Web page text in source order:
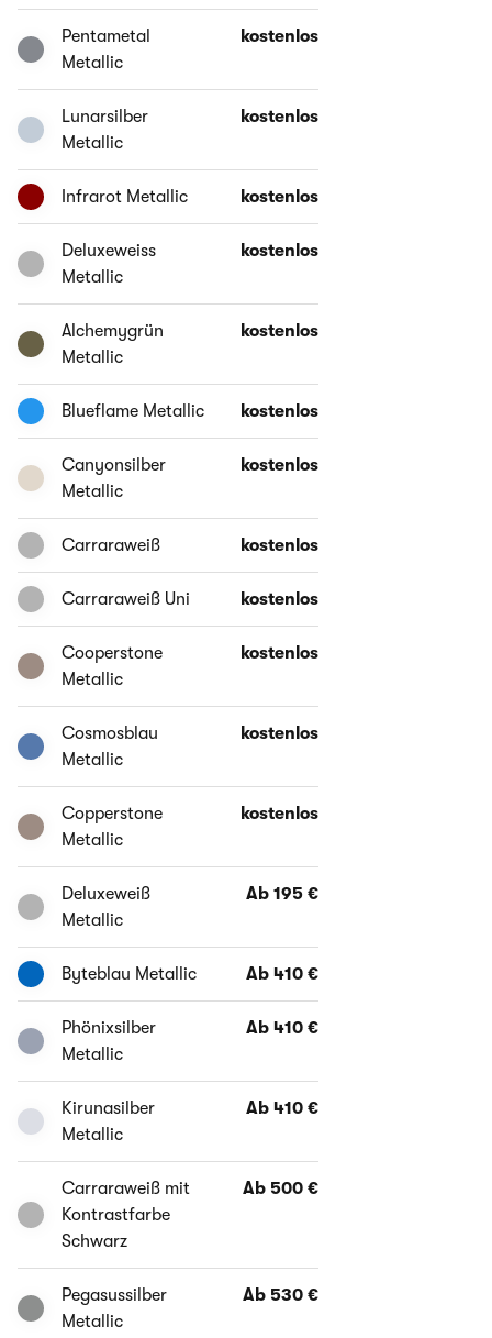
Pentametal
Metallic
kostenlos
Lunarsilber
Metallic
kostenlos
Infrarot Metallic kostenlos
Deluxeweiss
Metallic
kostenlos
Alchemygrün
Metallic
kostenlos
Blueflame Metallic kostenlos
Canyonsilber
Metallic
kostenlos
Carraraweiß kostenlos
Carraraweiß Uni kostenlos
Cooperstone
Metallic
kostenlos
Cosmosblau
Metallic
kostenlos
Copperstone
Metallic
kostenlos
Deluxeweiß
Metallic
Ab 195 €
Byteblau Metallic Ab 410 €
Phönixsilber
Metallic
Ab 410 €
Kirunasilber
Metallic
Ab 410 €
Carraraweiß mit
Kontrastfarbe
Schwarz
Ab 500 €
Pegasussilber
Metallic
Ab 530 €